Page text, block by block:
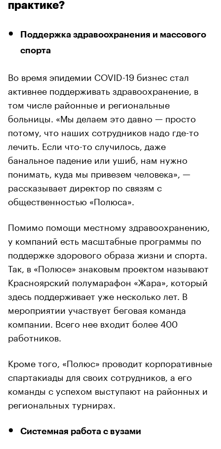
практике?
Поддержка здравоохранения и массового
спорта
Во время эпидемии COVID-19 бизнес стал
активнее поддерживать здравоохранение, в
том числе районные и региональные
больницы. «Мы делаем это давно — просто
потому, что наших сотрудников надо где-то
лечить. Если что-то случилось, даже
банальное падение или ушиб, нам нужно
понимать, куда мы привезем человека», —
рассказывает директор по связям с
общественностью «Полюса».
Помимо помощи местному здравоохранению,
у компаний есть масштабные программы по
поддержке здорового образа жизни и спорта.
Так, в «Полюсе» знаковым проектом называют
Красноярский полумарафон «Жара», который
здесь поддерживает уже несколько лет. В
мероприятии участвует беговая команда
компании. Всего нее входит более 400
работников.
Кроме того, «Полюс» проводит корпоративные
спартакиады для своих сотрудников, а его
команды с успехом выступают на районных и
региональных турнирах.
Системная работа с вузами